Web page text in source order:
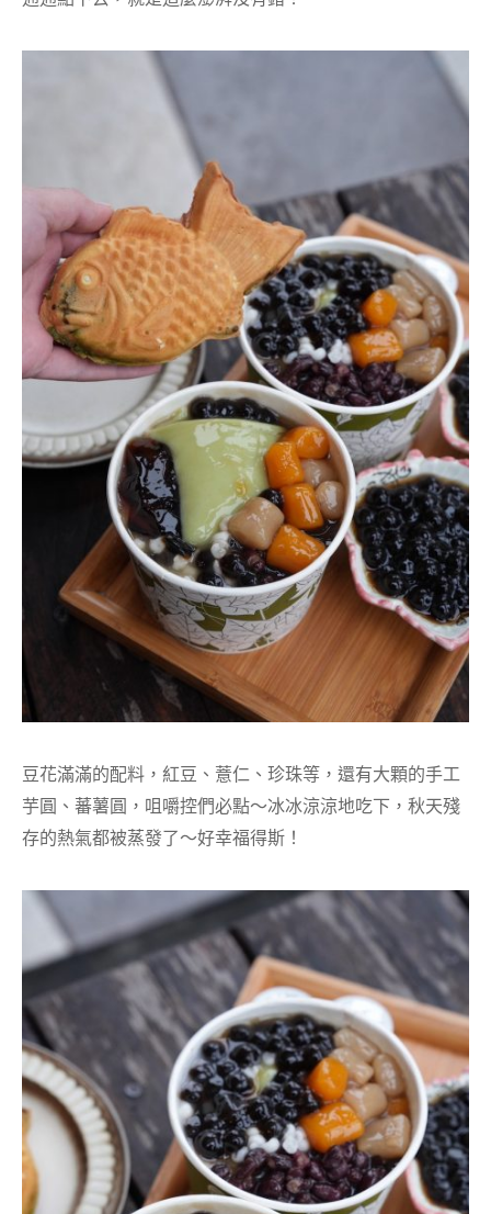
豆花滿滿的配料，紅豆、薏仁、珍珠等，還有大顆的手工
芋圓、蕃薯圓，咀嚼控們必點～冰冰涼涼地吃下，秋天殘
存的熱氣都被蒸發了～好幸福得斯！